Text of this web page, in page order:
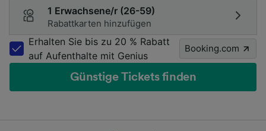
1 Erwachsene/r (26-59)
Rabattkarten hinzufügen
Erhalten Sie bis zu 20 % Rabatt
auf Aufenthalte mit Genius
Booking.com
Günstige Tickets finden